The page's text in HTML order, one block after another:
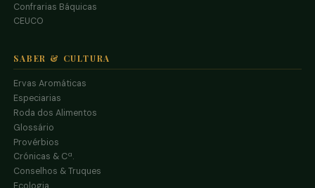
Confrarias Báquicas
CEUCO
SABER & CULTURA
Ervas Aromáticas
Especiarias
Roda dos Alimentos
Glossário
Provérbios
Crónicas & Cª.
Conselhos & Truques